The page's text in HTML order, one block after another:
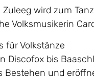
wird zum
Volksmusikerin
für Volkstänze
Discofox bis
und